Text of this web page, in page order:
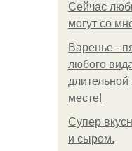
Сейчас
могут со
Варенье -
любого
месте!
Супер
и сыром.